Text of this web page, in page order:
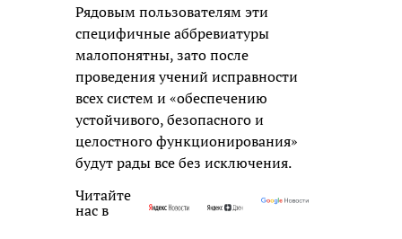
Рядовым пользователям эти
специфичные аббревиатуры
малопонятны, зато после
проведения учений исправности
всех систем и «обеспечению
устойчивого, безопасного и
целостного функционирования»
будут рады все без исключения.
Читайте
нас в